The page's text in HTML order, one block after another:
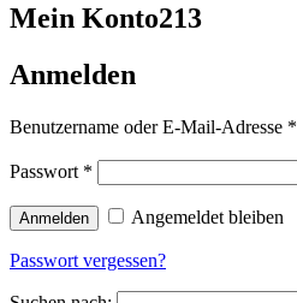
Mein Konto213
Anmelden
Benutzername oder E-Mail-Adresse *
Passwort *
Anmelden Angemeldet bleiben
Passwort vergessen?